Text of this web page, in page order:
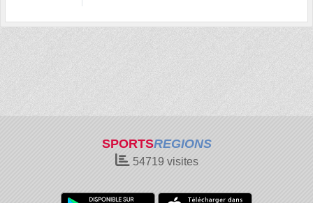
SPORTSREGIONS
54719 visites